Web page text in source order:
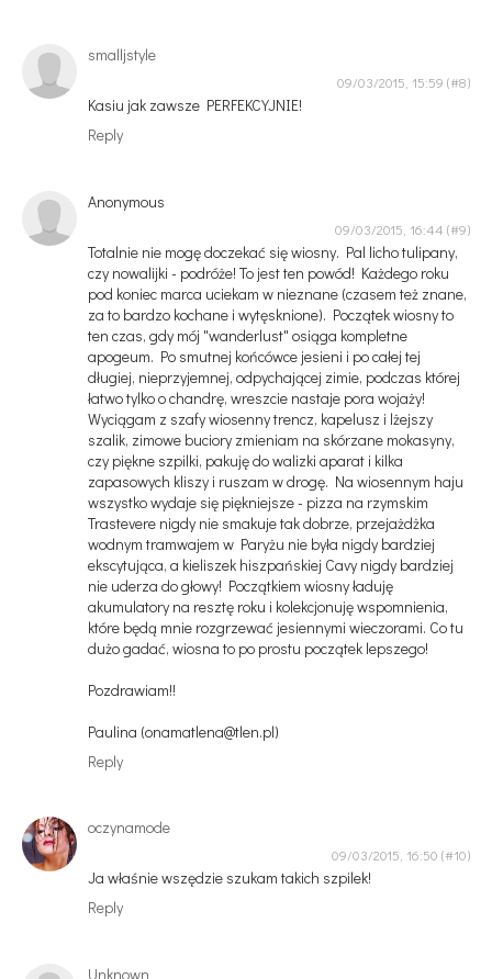
smalljstyle
09/03/2015, 15:59
Kasiu jak zawsze PERFEKCYJNIE!
Reply
Anonymous
09/03/2015, 16:44
Totalnie nie mogę doczekać się wiosny. Pal licho tulipany,
czy nowalijki - podróże! To jest ten powód! Każdego roku
pod koniec marca uciekam w nieznane (czasem też znane,
za to bardzo kochane i wytęsknione). Początek wiosny to
ten czas, gdy mój "wanderlust" osiąga kompletne
apogeum. Po smutnej końcówce jesieni i po całej tej
długiej, nieprzyjemnej, odpychającej zimie, podczas której
łatwo tylko o chandrę, wreszcie nastaje pora wojaży!
Wyciągam z szafy wiosenny trencz, kapelusz i lżejszy
szalik, zimowe buciory zmieniam na skórzane mokasyny,
czy piękne szpilki, pakuję do walizki aparat i kilka
zapasowych kliszy i ruszam w drogę. Na wiosennym haju
wszystko wydaje się piękniejsze - pizza na rzymskim
Trastevere nigdy nie smakuje tak dobrze, przejażdżka
wodnym tramwajem w Paryżu nie była nigdy bardziej
ekscytująca, a kieliszek hiszpańskiej Cavy nigdy bardziej
nie uderza do głowy! Początkiem wiosny ładuję
akumulatory na resztę roku i kolekcjonuję wspomnienia,
które będą mnie rozgrzewać jesiennymi wieczorami. Co tu
dużo gadać, wiosna to po prostu początek lepszego!
Pozdrawiam!!
Paulina (onamatlena@tlen.pl)
Reply
oczynamode
09/03/2015, 16:50
Ja właśnie wszędzie szukam takich szpilek!
Reply
Unknown